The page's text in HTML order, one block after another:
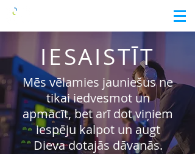
IESAISTĪT
Mēs vēlamies jauniešus ne
tikai iedvesmot un
apmācīt,bet arī dot viņiem
iespēju kalpot un augt
Dieva dotajās dāvanās.